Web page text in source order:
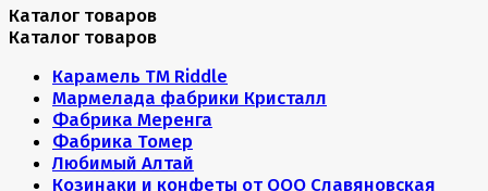
Каталог товаров
Каталог товаров
Карамель ТМ Riddle
Мармелада фабрики Кристалл
Фабрика Меренга
Фабрика Томер
Любимый Алтай
Козинаки и конфеты от ООО Славяновская